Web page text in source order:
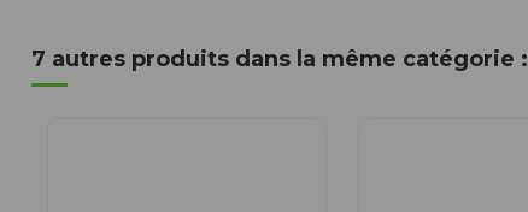
7 autres produits dans la même catégorie :